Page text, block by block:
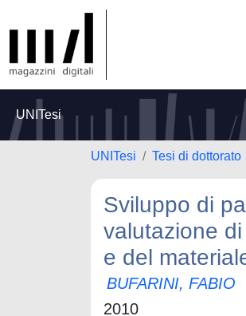
UNITesi
UNITesi Tesi di dottorato
Sviluppo di
valutazione
e del
BUFARINI, FABIO
2010